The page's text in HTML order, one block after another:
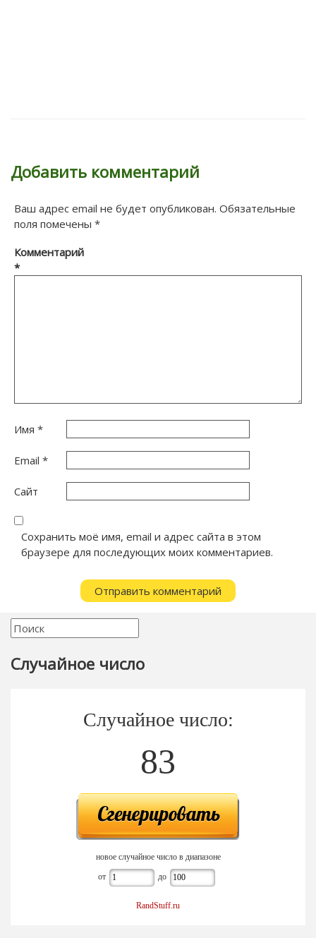
Добавить комментарий
Ваш адрес email не будет опубликован. Обязательные
поля помечены *
Комментарий
*
Имя *
Email *
Сайт
Сохранить моё имя, email и адрес сайта в этом
браузере для последующих моих комментариев.
Случайное число
Случайное число:
83
новое случайное число в диапазоне
от до
RandStuff.ru